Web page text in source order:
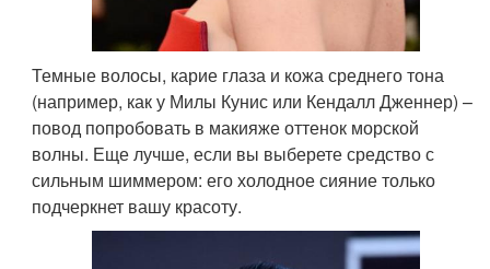
Темные волосы, карие глаза и кожа среднего тона
(например, как у Милы Кунис или Кендалл Дженнер) –
повод попробовать в макияже оттенок морской
волны. Еще лучше, если вы выберете средство с
сильным шиммером: его холодное сияние только
подчеркнет вашу красоту.